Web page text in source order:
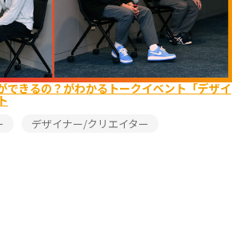
できるの？がわかるトークイベント「デザイ
デザイナー/クリエイター